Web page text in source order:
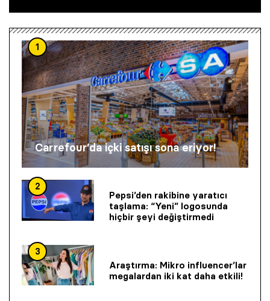
1
Carrefour’da içki satışı sona eriyor!
2
Pepsi’den rakibine yaratıcı
taşlama: “Yeni” logosunda
hiçbir şeyi değiştirmedi
3
Araştırma: Mikro influencer’lar
megalardan iki kat daha etkili!